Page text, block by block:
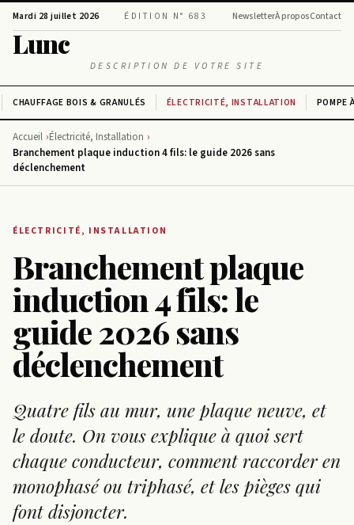
Mardi 28 juillet 2026 ÉDITION N° 683 NewsletterÀ proposContact
Lunc
DESCRIPTION DE VOTRE SITE
CHAUFFAGE BOIS & GRANULÉS ÉLECTRICITÉ, INSTALLATION POMPE
Accueil Électricité, Installation
Branchement plaque induction 4 fils: le guide 2026 sans
déclenchement
ÉLECTRICITÉ, INSTALLATION
Branchement plaque
induction 4 fils: le
guide 2026 sans
déclenchement
Quatre fils au mur, une plaque neuve, et
le doute. On vous explique à quoi sert
chaque conducteur, comment raccorder en
monophasé ou triphasé, et les pièges qui
font disjoncter.